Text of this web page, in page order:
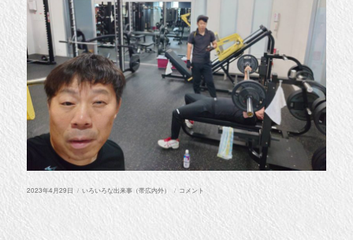
投
2023年4月29日
カ
いろいろな出来事（帯広内外）
タ
コメント